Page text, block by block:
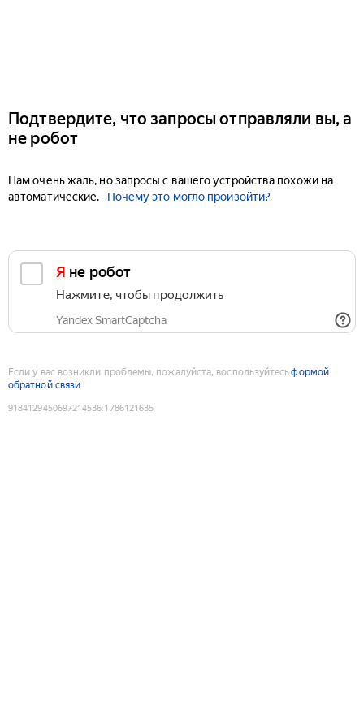
Подтвердите, что запросы отправляли вы, а
не робот
Нам очень жаль, но запросы с вашего устройства похожи на
автоматические.
Почему это могло произойти?
Я не робот
Нажмите, чтобы продолжить
Yandex SmartCaptcha
Если у вас возникли проблемы, пожалуйста, воспользуйтесьформой
обратной связи
9184129450697214536:1786121635